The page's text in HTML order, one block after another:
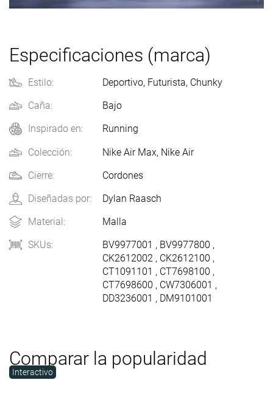
Especificaciones (marca)
Estilo: Deportivo, Futurista, Chunky
Caña:
Bajo
Inspirado en: Running
Colección: Nike Air Max, Nike Air
Cierre:
Cordones
Diseñadas por:
Dylan Raasch
Material:
Malla
SKUs:
BV9977001 , BV9977800 ,
CK2612002 , CK2612100 ,
CT1091101 , CT7698100 ,
CT7698600 , CW7306001 ,
DD3236001 , DM9101001
Comparar la popularidad
Interactivo